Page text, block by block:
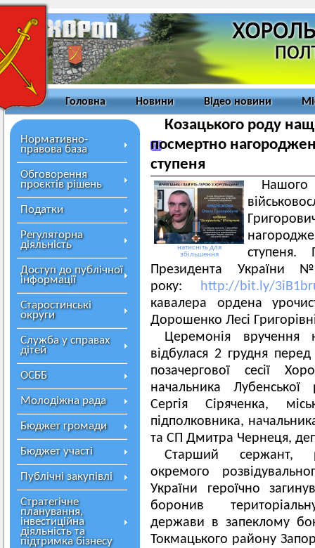
Головна Новини Відео новини
Нормативно-
правова база
Обговорення
проєктів рішень
Податки
Регуляторна
діяльність
Доступ до публічної
інформації
Старостинські
округи
Служба у справах
дітей
ОСББ
Молодіжна рада
Бюджет громади
Бюджет участі
Публічні закупівлі
Стратегічне
планування,
інвестиційна
діяльність та
підтримка бізнесу
Козацького роду
посмертно
ступеня
натисніть для
збільшення
Президента
року: http://bit.ly/
кавалера ордена
Дорошенко Лесі
Церемонія вручення
відбулася 2 грудня
позачергової сесії
начальника Лубенської
Сергія Сіряченка,
підполковника,
та СП Дмитра Чернеця,
Старший сержант,
окремого
України героїчно
боронив
держави в запеклому
Токмацького району